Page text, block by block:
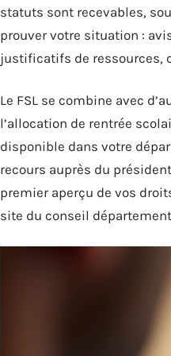
statuts sont recevables,
prouver votre situation :
justificatifs de ressources,
Le FSL se combine avec
l’allocation de rentrée
disponible dans votre
recours auprès du
premier aperçu de vos
site du conseil